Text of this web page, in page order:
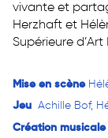
vivante et
Herzhaft et
Supérieure
Mise en scène
Jeu Achille Bof,
Création musicale